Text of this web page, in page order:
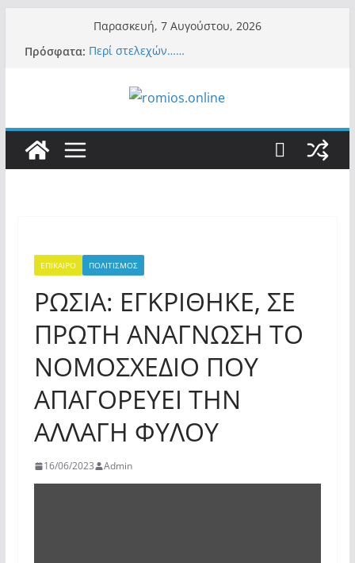
περιεχόμενο
Παρασκευή, 7 Αυγούστου, 2026
Πρόσφατα: Περί στελεχών……
είναι το Κίνημα της Μ.Καρυστιανού και όχι
το διεφθαρμένο σύστημα εξουσίας»
Κασιδιάρη – Οι ένοικοι του Μαξίμου σε
πανικό, πατριωτικό τσουνάμι σαρώνει την
«Έλληνες» η κυβέρνηση! (φωτο)
ΕΠΙΚΑΙΡΟ ΠΟΛΙΤΙΣΜΟΣ
ΡΩΣΙΑ: ΕΓΚΡΙΘΗΚΕ, ΣΕ
ΠΡΩΤΗ ΑΝΑΓΝΩΣΗ ΤΟ
ΝΟΜΟΣΧΕΔΙΟ ΠΟΥ
ΑΠΑΓΟΡΕΥΕΙ ΤΗΝ
ΑΛΛΑΓΗ ΦΥΛΟΥ
16/06/2023 Admin